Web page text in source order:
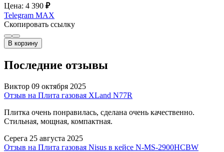
Цена: 4 390 ₽
Telegram MAX
Скопировать ссылку
В корзину
Последние отзывы
Виктор 09 октября 2025
Отзыв на Плита газовая XLand N77R
Плитка очень понравилась, сделана очень качественно.
Стильная, мощная, компактная.
Серега 25 августа 2025
Отзыв на Плита газовая Nisus в кейсе N-MS-2900HCBW